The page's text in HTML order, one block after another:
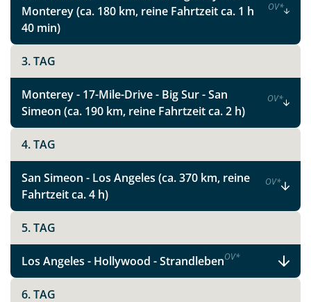
Teile diese Reise
des Südwestens.
Ein nicht weniger beeindruckender und äußerst
fotogener Park und für viele das Kalifornien-Highlight
ist der Yosemite Nationalpark. Mit seinen gigantischen
Felsformationen, tosenden Wasserfällen und dunklen
Wäldern zählt er zu den schönsten Nationalparks im
Westen der USA.
Lassen Sie sich ein auf das Abenteuer West USA, und
setzen Sie Ihrem Traumziel keine Grenzen. Vertrauen
Sie unserer jahrelangen persönlichen Reiseerfahrung
und unseren Zielgebietskenntnissen, und planen Sie
Ihre Reise mit uns nach Ihren ganz persönlichen und
individuellen Wünschen und Vorstellungen. Wir
beraten Sie gerne!
Monterey (ca. 180 km, reine Fahrtzeit ca. 1 h
40 min)
OV*
3. TAG
Monterey - 17-Mile-Drive - Big Sur - San
Simeon (ca. 190 km, reine Fahrtzeit ca. 2 h)
OV*
4. TAG
San Simeon - Los Angeles (ca. 370 km, reine
Fahrtzeit ca. 4 h)
OV*
5. TAG
Los Angeles - Hollywood - StrandlebenOV*
6. TAG